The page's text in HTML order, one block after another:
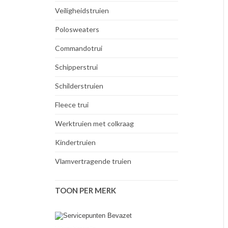
Veiligheidstruien
Polosweaters
Commandotrui
Schipperstrui
Schilderstruien
Fleece trui
Werktruien met colkraag
Kindertruien
Vlamvertragende truien
TOON PER MERK